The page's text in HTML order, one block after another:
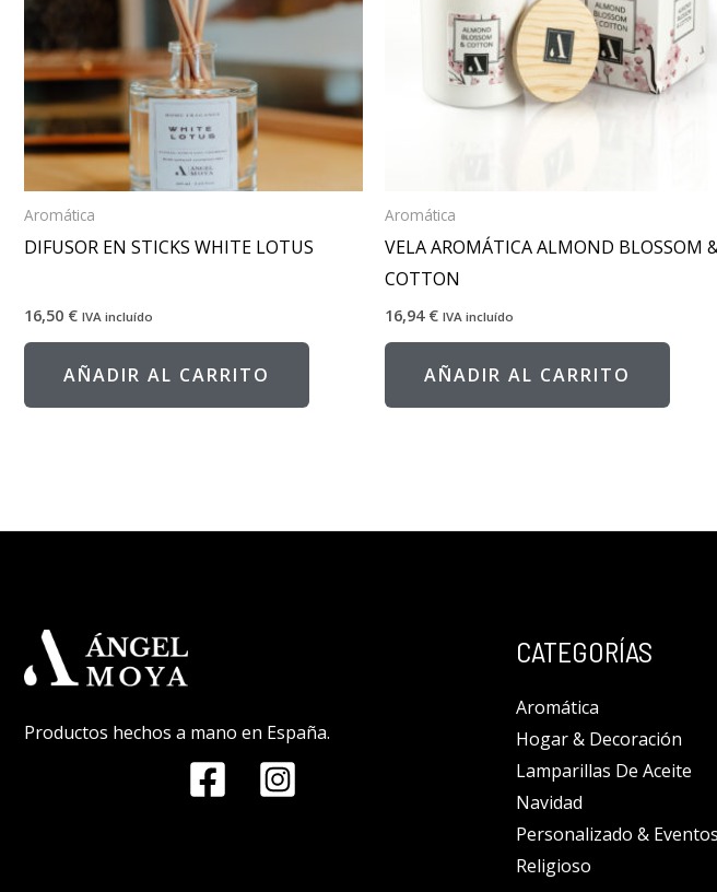
Aromática
DIFUSOR EN STICKS WHITE LOTUS
16,50 € IVA incluído
AÑADIR AL CARRITO
Aromática
VELA AROMÁTICA ALMOND BLOSSOM
COTTON
16,94 € IVA incluído
AÑADIR AL CARRITO
Productos hechos a mano en España.
CATEGORÍAS
Aromática
Hogar & Decoración
Lamparillas De Aceite
Navidad
Personalizado & Eventos
Religioso